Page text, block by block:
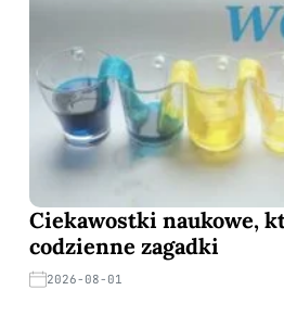
Ciekawostki naukowe,
codzienne zagadki
2026-08-01